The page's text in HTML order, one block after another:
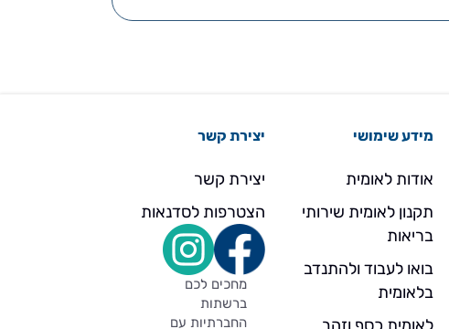
מידע שימושי
אודות לאומית
תקנון לאומית שירותי
בריאות
בואו לעבוד ולהתנדב
בלאומית
יצירת קשר
יצירת קשר
הצטרפות לסדנאות
מחכים לכם
ברשתות
החברתיות עם